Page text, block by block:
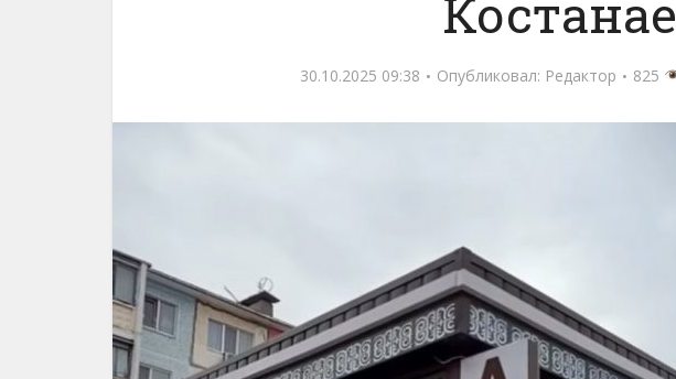
Костанае
30.10.2025 09:38 Опубликовал: Редактор 825